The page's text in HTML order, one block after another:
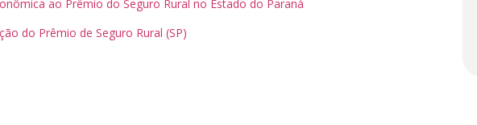
ao Prêmio do Seguro Rural no Estado do Paraná
do Prêmio de Seguro Rural (SP)